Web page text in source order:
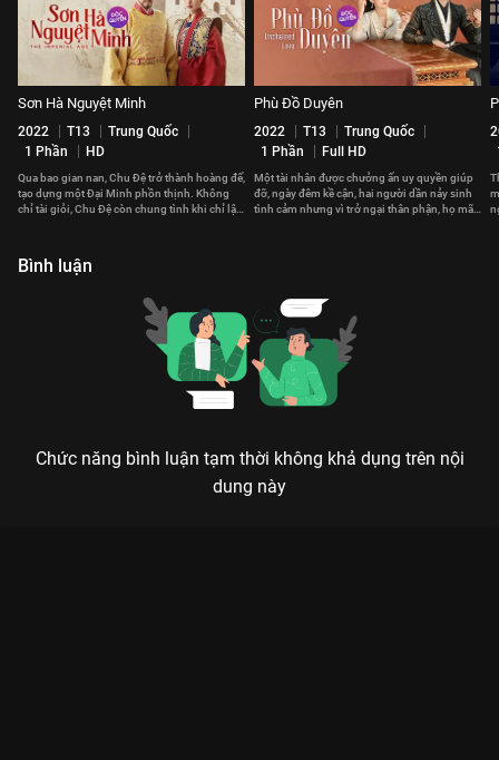
Sơn Hà Nguyệt Minh
2022 T13
Trung Quốc
1 Phần
HD
Qua bao gian nan, Chu Đệ trở thành hoàng đế,
tạo dựng một Đại Minh phồn thịnh. Không
chỉ tài giỏi, Chu Đệ còn chung tình khi chỉ lập
Phù Đồ Duyên
2022 T13
Trung Quốc
1 Phần
Full HD
Một tài nhân được chưởng ấn uy quyền giúp
đỡ, ngày đêm kề cận, hai người dần nảy sinh
tình cảm nhưng vì trở ngại thân phận, họ mãi
Bình luận
Chức năng bình luận tạm thời không khả dụng trên nội
dung này